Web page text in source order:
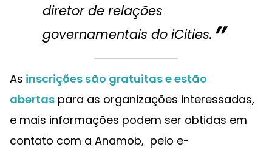
diretor de relações
governamentais do iCities.
As inscrições são gratuitas e estão
abertas para as organizações interessadas,
e mais informações podem ser obtidas em
contato com a Anamob, pelo e-